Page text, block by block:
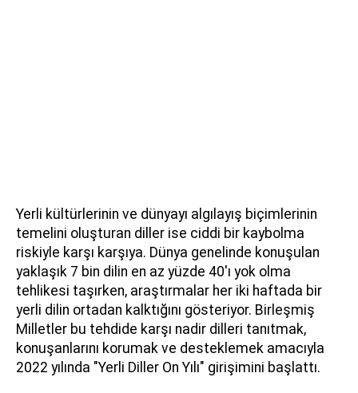
Yerli kültürlerinin ve dünyayı algılayış biçimlerinin
temelini oluşturan diller ise ciddi bir kaybolma
riskiyle karşı karşıya. Dünya genelinde konuşulan
yaklaşık 7 bin dilin en az yüzde 40'ı yok olma
tehlikesi taşırken, araştırmalar her iki haftada bir
yerli dilin ortadan kalktığını gösteriyor. Birleşmiş
Milletler bu tehdide karşı nadir dilleri tanıtmak,
konuşanlarını korumak ve desteklemek amacıyla
2022 yılında "Yerli Diller On Yılı" girişimini başlattı.